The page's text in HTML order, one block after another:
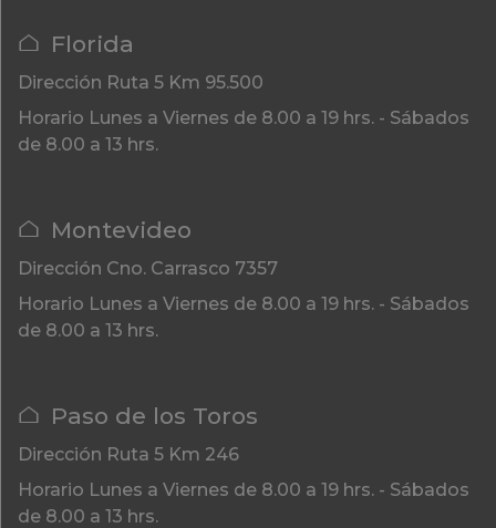
Florida
Dirección Ruta 5 Km 95.500
Horario Lunes a Viernes de 8.00 a 19 hrs. - Sábados
de 8.00 a 13 hrs.
Montevideo
Dirección Cno. Carrasco 7357
Horario Lunes a Viernes de 8.00 a 19 hrs. - Sábados
de 8.00 a 13 hrs.
Paso de los Toros
Dirección Ruta 5 Km 246
Horario Lunes a Viernes de 8.00 a 19 hrs. - Sábados
de 8.00 a 13 hrs.